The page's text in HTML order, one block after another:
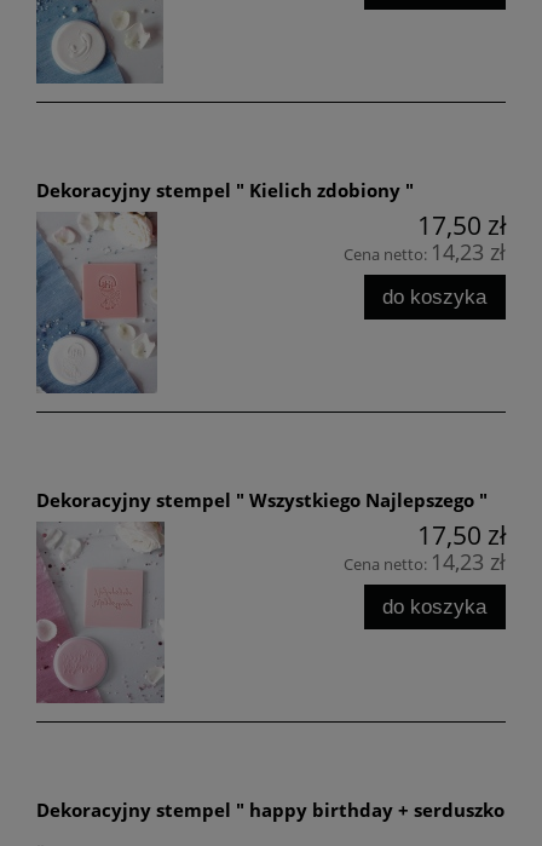
Dekoracyjny stempel " Kielich zdobiony "
17,50 zł
Cena netto: 14,23 zł
do koszyka
Dekoracyjny stempel " Wszystkiego Najlepszego "
17,50 zł
Cena netto: 14,23 zł
do koszyka
Dekoracyjny stempel " happy birthday + serduszko